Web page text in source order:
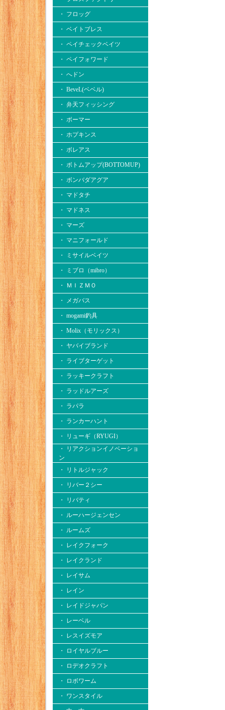
・ フロッグ
・ ベイトブレス
・ ペイチェックベイツ
・ ペイフォワード
・ へドン
・ BeveL(ベベル)
・ 弁天フィッシング
・ ボーマー
・ ホプキンス
・ ボレアス
・ ボトムアップ(BOTTOMUP)
・ ボンバダアグア
・ マドタチ
・ マドネス
・ マーズ
・ マニフォールド
・ ミサイルベイツ
・ ミブロ（mibro）
・ ＭＩＺＭＯ
・ メガバス
・ mogami釣具
・ Molix（モリックス）
・ ヤバイブランド
・ ライブターゲット
・ ラッキークラフト
・ ラッドルアーズ
・ ラパラ
・ ランカーハント
・ リューギ（RYUGI）
・ リアクションイノベーショ
ン
・ リトルジャック
・ リバー２シー
・ リバティ
・ ルーハージェンセン
・ ルームズ
・ レイクフォーク
・ レイクランド
・ レイサム
・ レイン
・ レイドジャパン
・ レーベル
・ レスイズモア
・ ロイヤルブルー
・ ロデオクラフト
・ ロボワーム
・ ワンスタイル